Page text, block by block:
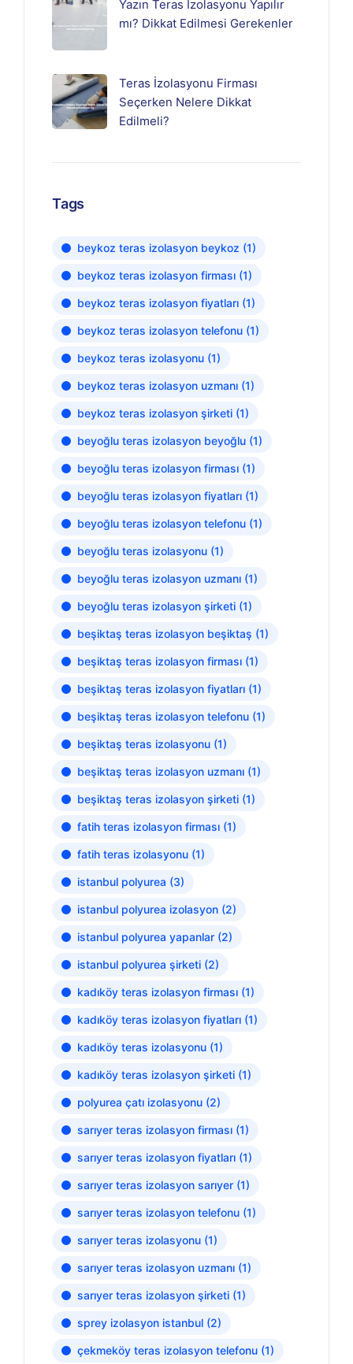
Yazın Teras İzolasyonu Yapılır
mı? Dikkat Edilmesi Gerekenler
Teras İzolasyonu Firması
Seçerken Nelere Dikkat
Edilmeli?
Tags
beykoz teras izolasyon beykoz (1)
beykoz teras izolasyon firması (1)
beykoz teras izolasyon fiyatları (1)
beykoz teras izolasyon telefonu (1)
beykoz teras izolasyonu (1)
beykoz teras izolasyon uzmanı (1)
beykoz teras izolasyon şirketi (1)
beyoğlu teras izolasyon beyoğlu (1)
beyoğlu teras izolasyon firması (1)
beyoğlu teras izolasyon fiyatları (1)
beyoğlu teras izolasyon telefonu (1)
beyoğlu teras izolasyonu (1)
beyoğlu teras izolasyon uzmanı (1)
beyoğlu teras izolasyon şirketi (1)
beşiktaş teras izolasyon beşiktaş (1)
beşiktaş teras izolasyon firması (1)
beşiktaş teras izolasyon fiyatları (1)
beşiktaş teras izolasyon telefonu (1)
beşiktaş teras izolasyonu (1)
beşiktaş teras izolasyon uzmanı (1)
beşiktaş teras izolasyon şirketi (1)
fatih teras izolasyon firması (1)
fatih teras izolasyonu (1)
istanbul polyurea (3)
istanbul polyurea izolasyon (2)
istanbul polyurea yapanlar (2)
istanbul polyurea şirketi (2)
kadıköy teras izolasyon firması (1)
kadıköy teras izolasyon fiyatları (1)
kadıköy teras izolasyonu (1)
kadıköy teras izolasyon şirketi (1)
polyurea çatı izolasyonu (2)
sarıyer teras izolasyon firması (1)
sarıyer teras izolasyon fiyatları (1)
sarıyer teras izolasyon sarıyer (1)
sarıyer teras izolasyon telefonu (1)
sarıyer teras izolasyonu (1)
sarıyer teras izolasyon uzmanı (1)
sarıyer teras izolasyon şirketi (1)
sprey izolasyon istanbul (2)
çekmeköy teras izolasyon telefonu (1)